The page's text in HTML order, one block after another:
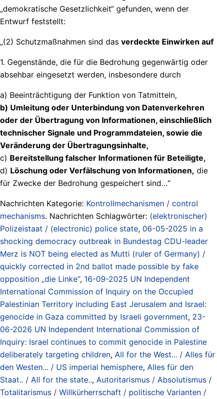
„demokratische Gesetzlichkeit“ gefunden, wenn der
Entwurf feststellt:
„(2) Schutzmaßnahmen sind das verdeckte Einwirken auf
1. Gegenstände, die für die Bedrohung gegenwärtig oder
absehbar eingesetzt werden, insbesondere durch
a) Beeinträchtigung der Funktion von Tatmitteln,
b) Umleitung oder Unterbindung von Datenverkehren
oder der Übertragung von Informationen, einschließlich
technischer Signale und Programmdateien, sowie die
Veränderung der Übertragungsinhalte,
c) Bereitstellung falscher Informationen für Beteiligte,
d) Löschung oder Verfälschung von Informationen, die
für Zwecke der Bedrohung gespeichert sind…“
Nachrichten Kategorie: Kontrollmechanismen / control
mechanisms. Nachrichten Schlagwörter: (elektronischer)
Polizeistaat / (electronic) police state, 06-05-2025 in a
shocking democracy outbreak in Bundestag CDU-leader
Merz is NOT being elected as Mutti (ruler of Germany) /
quickly corrected in 2nd ballot made possible by fake
opposition „die Linke“, 16-09-2025 UN Independent
International Commission of Inquiry on the Occupied
Palestinian Territory including East Jerusalem and Israel:
genocide in Gaza committed by Israeli government, 23-
06-2026 UN Independent International Commission of
Inquiry: Israel continues to commit genocide in Palestine
deliberately targeting children, All for the West... / Alles für
den Westen... / US imperial hemisphere, Alles für den
Staat.. / All for the state.., Autoritarismus / Absolutismus /
Totalitarismus / Willkürherrschaft / politische Varianten /